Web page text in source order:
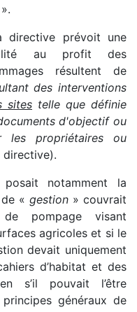
».
directive prévoit une
au profit des
résultent de
des interventions
sites telle que définie
d'objectif ou
les propriétaires ou
directive).
notamment la
« gestion » couvrait
de pompage visant
agricoles et si le
devait uniquement
d’habitat et des
s’il pouvait l’être
généraux de